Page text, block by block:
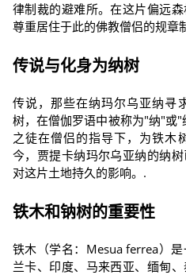
律制裁的避难所。在这片偏远森
尊重居住于此的佛教僧侣的规章
传说与化身为纳树
传说，那些在纳玛尔乌亚纳寻
树，在僧伽罗语中被称为"纳"或
之徒在僧侣的指导下，为铁木
今，贾提卡纳玛尔乌亚纳的纳
对这片土地持久的影响。.
铁木和钠树的重要性
铁木（学名：Mesua ferrea）
兰卡、印度、马来西亚、缅甸